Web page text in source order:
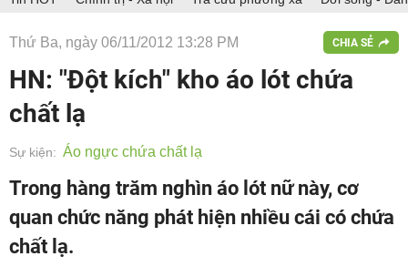
Thứ Ba, ngày 06/11/2012 13:28 PM CHIA SẺ
HN: "Đột kích" kho áo lót chứa
chất lạ
Sự kiện: Áo ngực chứa chất lạ
Trong hàng trăm nghìn áo lót nữ này, cơ
quan chức năng phát hiện nhiều cái có chứa
chất lạ.